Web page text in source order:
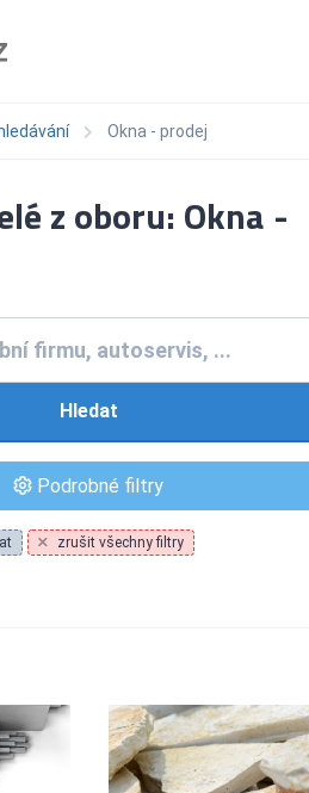
Okna - prodej
z oboru: Okna -
Hledat
Podrobné filtry
zrušit všechny filtry